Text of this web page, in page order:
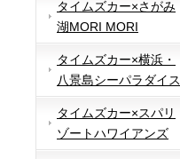
タイムズカー×さがみ
湖MORI MORI
タイムズカー×横浜・
八景島シーパラダイス
タイムズカー×スパリ
ゾートハワイアンズ